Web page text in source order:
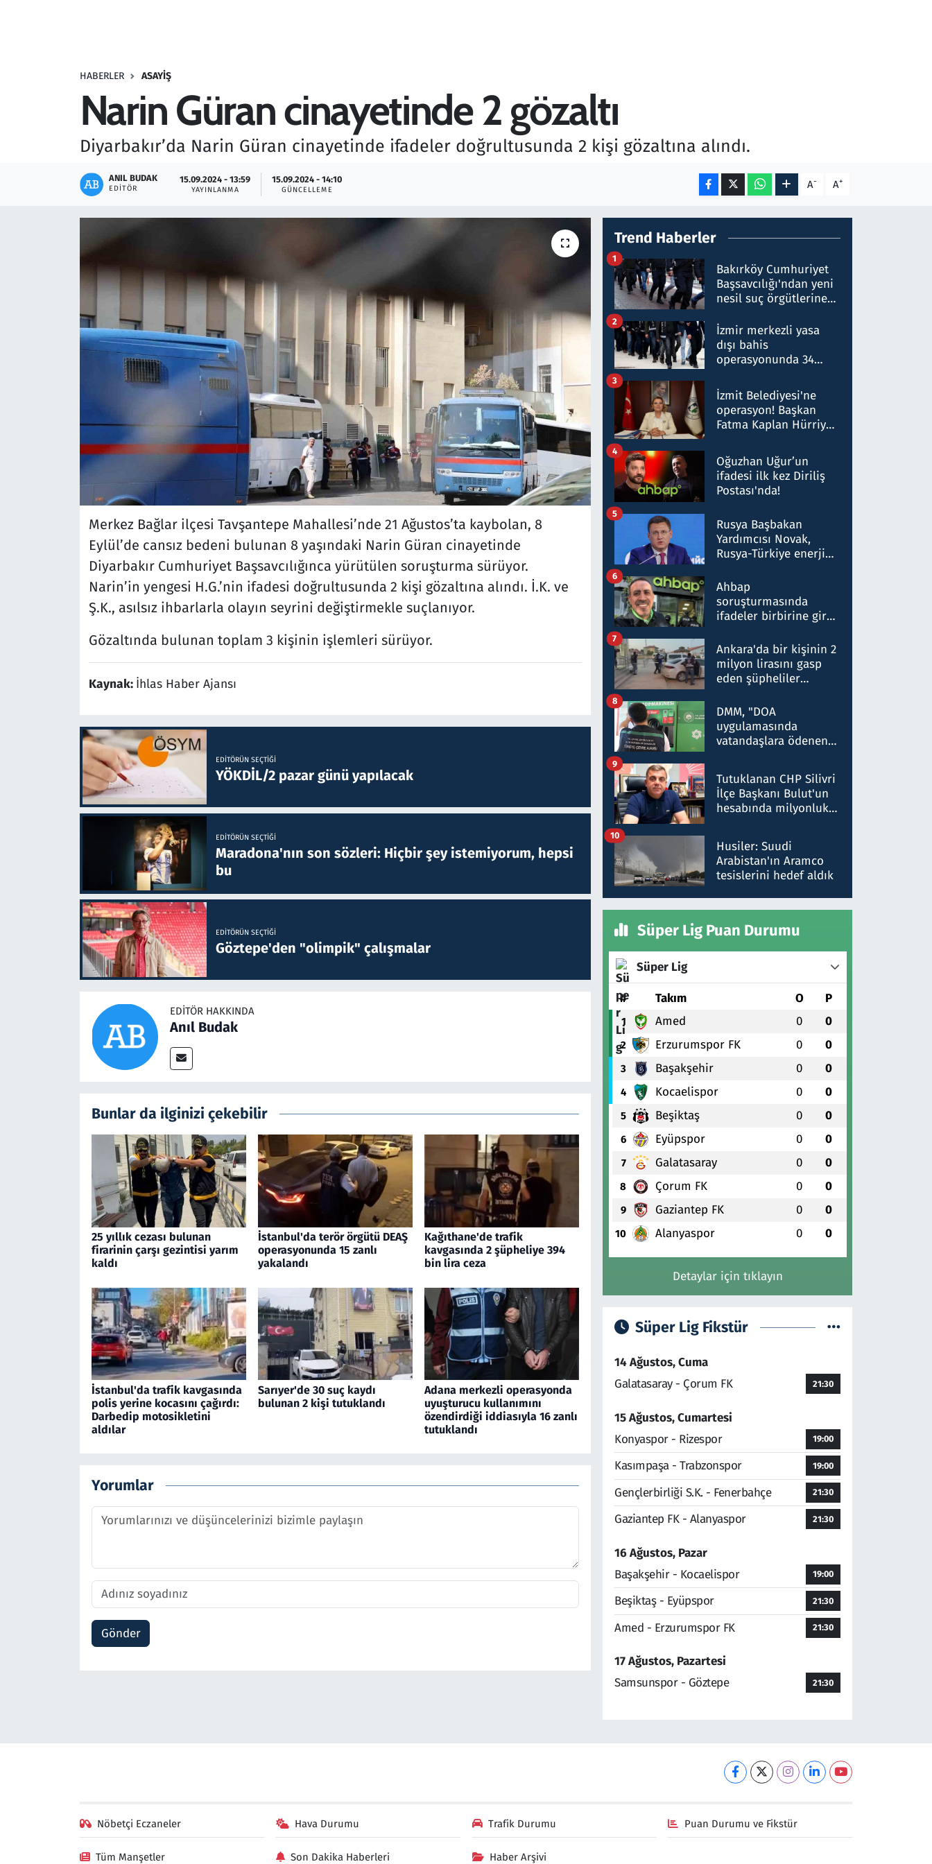
HABERLER ASAYIŞ
Narin Güran cinayetinde 2 gözaltı
Diyarbakır’da Narin Güran cinayetinde ifadeler doğrultusunda 2 kişi gözaltına alındı.
ANIL BUDAK
EDITÖR
15.09.2024 - 13:59
YAYINLANMA
15.09.2024 - 14:10
GÜNCELLEME A- A+
Merkez Bağlar ilçesi Tavşantepe Mahallesi’nde 21 Ağustos’ta kaybolan, 8
Eylül’de cansız bedeni bulunan 8 yaşındaki Narin Güran cinayetinde
Diyarbakır Cumhuriyet Başsavcılığınca yürütülen soruşturma sürüyor.
Narin’in yengesi H.G.’nin ifadesi doğrultusunda 2 kişi gözaltına alındı. İ.K. ve
Ş.K., asılsız ihbarlarla olayın seyrini değiştirmekle suçlanıyor.
Gözaltında bulunan toplam 3 kişinin işlemleri sürüyor.
Kaynak: İhlas Haber Ajansı
EDITÖRÜN SEÇTIĞI
YÖKDİL/2 pazar günü yapılacak
EDITÖRÜN SEÇTIĞI
Maradona'nın son sözleri: Hiçbir şey istemiyorum, hepsi
bu
EDITÖRÜN SEÇTIĞI
Göztepe'den "olimpik" çalışmalar
EDITÖR HAKKINDA
Anıl Budak
Bunlar da ilginizi çekebilir
25 yıllık cezası bulunan
firarinin çarşı gezintisi yarım
kaldı
İstanbul'da terör örgütü DEAŞ
operasyonunda 15 zanlı
yakalandı
Kağıthane'de trafik
kavgasında 2 şüpheliye 394
bin lira ceza
İstanbul'da trafik kavgasında
polis yerine kocasını çağırdı:
Darbedip motosikletini
aldılar
Sarıyer'de 30 suç kaydı
bulunan 2 kişi tutuklandı
Adana merkezli operasyonda
uyuşturucu kullanımını
özendirdiği iddiasıyla 16 zanlı
tutuklandı
Yorumlar
Gönder
Trend Haberler
Bakırköy Cumhuriyet
Başsavcılığı'ndan yeni
nesil suç örgütlerine
hakkında gözaltı kararı
1
İzmir merkezli yasa
dışı bahis
operasyonunda 34
Milyar liralık para
trafiği tespit edildi
2
İzmit Belediyesi'ne
operasyon! Başkan
Fatma Kaplan Hürriyet
3
Oğuzhan Uğur’un
ifadesi ilk kez Diriliş
Postası'nda!
4
Rusya Başbakan
Yardımcısı Novak,
Rusya-Türkiye enerji
nitelikte olduğunu
belirtti
5
Ahbap
soruşturmasında
ifadeler birbirine girdi:
ifadelerinden ortaya
çıkan tablo şok etti
6
Ankara'da bir kişinin 2
milyon lirasını gasp
eden şüpheliler
7
DMM, "DOA
uygulamasında
vatandaşlara ödenen
düşürüldüğü" iddiasını
yalanladı
8
Tutuklanan CHP Silivri
İlçe Başkanı Bulut'un
hesabında milyonluk
talimat verdi, ben
gönderdim
9
Husiler: Suudi
Arabistan'ın Aramco
tesislerini hedef aldık
10
Süper Lig Puan Durumu
Süper Lig
# Takım O P
1 Amed 0 0
2 Erzurumspor FK 0 0
3 Başakşehir 0 0
4 Kocaelispor 0 0
5 Beşiktaş 0 0
6 Eyüpspor 0 0
7 Galatasaray 0 0
8 Çorum FK 0 0
9 Gaziantep FK 0 0
10 Alanyaspor 0 0
Detaylar için tıklayın
Süper Lig Fikstür
14 Ağustos, Cuma
Galatasaray - Çorum FK
21:30
15 Ağustos, Cumartesi
Konyaspor - Rizespor
19:00
Kasımpaşa - Trabzonspor 19:00
Gençlerbirliği S.K. - Fenerbahçe 21:30
Gaziantep FK - Alanyaspor 21:30
16 Ağustos, Pazar
Başakşehir - Kocaelispor
19:00
Beşiktaş - Eyüpspor 21:30
Amed - Erzurumspor FK 21:30
17 Ağustos, Pazartesi
Samsunspor - Göztepe
21:30
Nöbetçi Eczaneler Hava Durumu Trafik Durumu Puan Durumu ve Fikstür
Tüm Manşetler Son Dakika Haberleri Haber Arşivi
Savunma Sanayi
Seçim 2023
Teknoloji ve Bilim
Televizyon